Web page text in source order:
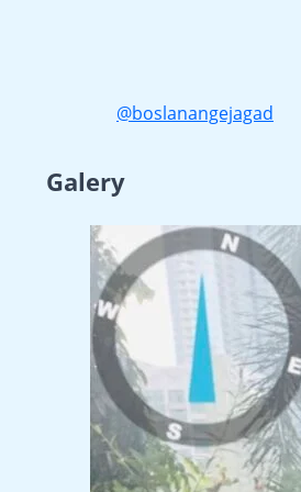
@boslanangejagad
Galery